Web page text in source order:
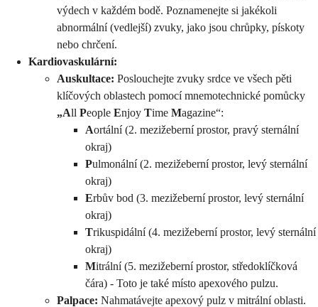
výdech v každém bodě. Poznamenejte si jakékoli
abnormální (vedlejší) zvuky, jako jsou chrůpky, pískoty
nebo chrčení.
Kardiovaskulární:
Auskultace: Poslouchejte zvuky srdce ve všech pěti
klíčových oblastech pomocí mnemotechnické pomůcky
„All People Enjoy Time Magazine“:
Aortální (2. mezižeberní prostor, pravý sternální
okraj)
Pulmonální (2. mezižeberní prostor, levý sternální
okraj)
Erbův bod (3. mezižeberní prostor, levý sternální
okraj)
Trikuspidální (4. mezižeberní prostor, levý sternální
okraj)
Mitrální (5. mezižeberní prostor, středoklíčková
čára) - Toto je také místo apexového pulzu.
Palpace: Nahmatávejte apexový pulz v mitrální oblasti.